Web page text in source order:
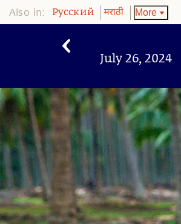
Also in: Pусский मराठी More
July 26, 2024